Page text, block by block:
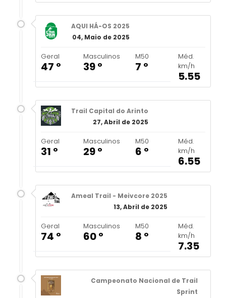
AQUI HÁ-OS 2025
04, Maio de 2025
Geral
47 º
Masculinos
39 º
M50
7 º
Méd.
km/h
5.55
Trail Capital do Arinto
27, Abril de 2025
Geral
31 º
Masculinos
29 º
M50
6 º
Méd.
km/h
6.55
Ameal Trail - Meivcore 2025
13, Abril de 2025
Geral
74 º
Masculinos
60 º
M50
8 º
Méd.
km/h
7.35
Campeonato Nacional de Trail
Sprint